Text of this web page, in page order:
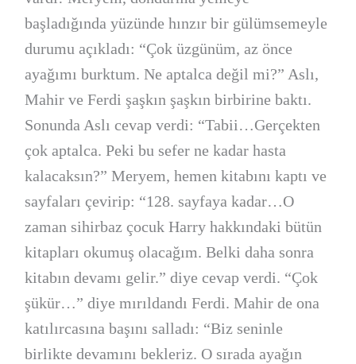
başladığında yüzünde hınzır bir gülümsemeyle
durumu açıkladı: “Çok üzgünüm, az önce
ayağımı burktum. Ne aptalca değil mi?” Aslı,
Mahir ve Ferdi şaşkın şaşkın birbirine baktı.
Sonunda Aslı cevap verdi: “Tabii…Gerçekten
çok aptalca. Peki bu sefer ne kadar hasta
kalacaksın?” Meryem, hemen kitabını kaptı ve
sayfaları çevirip: “128. sayfaya kadar…O
zaman sihirbaz çocuk Harry hakkındaki bütün
kitapları okumuş olacağım. Belki daha sonra
kitabın devamı gelir.” diye cevap verdi. “Çok
şükür…” diye mırıldandı Ferdi. Mahir de ona
katılırcasına başını salladı: “Biz seninle
birlikte devamını bekleriz. O sırada ayağın